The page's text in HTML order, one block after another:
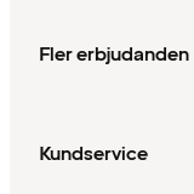
Fler erbjudanden
Kundservice